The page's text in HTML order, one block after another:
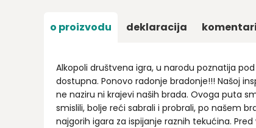
o proizvodu deklaracija komentari
Alkopoli društvena igra, u narodu poznatija
dostupna. Ponovo radonje bradonje!!! Našoj
ne naziru ni krajevi naših brada. Ovoga puta
smislili, bolje reći sabrali i probrali, po našem
najgorih igara za ispijanje raznih tekućina.